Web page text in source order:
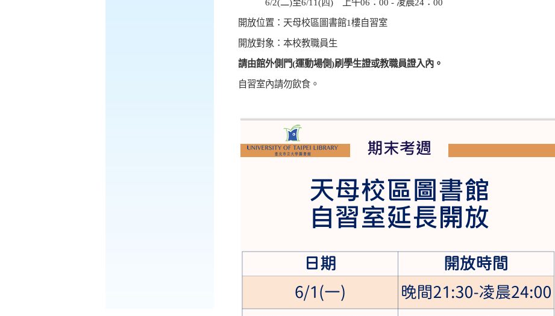
6/2(二)至6/11(四)上午06 ： 00 - 凌晨24： 00
開放位置：天母校區圖書館1樓自習室
開放對象：本校教職員生
請由館外側門(運動場側)刷學生證或教職員證入內。
自習室內請勿飲食。